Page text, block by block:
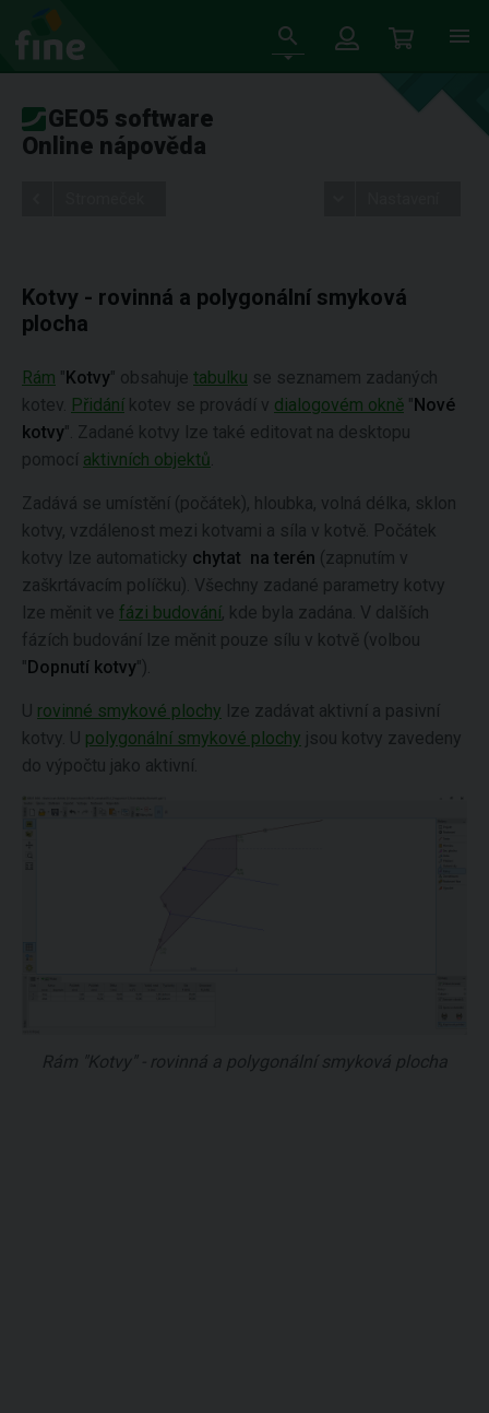
GEO5 software
Online nápověda
Kotvy - rovinná a polygonální smyková
plocha
Rám "Kotvy" obsahuje tabulku se seznamem zadaných
kotev. Přidání kotev se provádí v dialogovém okně "Nové
kotvy". Zadané kotvy lze také editovat na desktopu
pomocí aktivních objektů
Zadává se umístění (počátek), hloubka, volná délka, sklon
kotvy, vzdálenost mezi kotvami a síla v kotvě. Počátek
kotvy lze automaticky chytat na terén (zapnutím v
zaškrtávacím políčku). Všechny zadané parametry kotvy
lze měnit ve fázi budování, kde byla zadána. V dalších
fázích budování lze měnit pouze sílu v kotvě (volbou
"Dopnutí kotvy").
U rovinné smykové plochy lze zadávat aktivní a pasivní
kotvy. U polygonální smykové plochy jsou kotvy zavedeny
do výpočtu jako aktivní.
Rám "Kotvy" - rovinná a polygonální smyková plocha